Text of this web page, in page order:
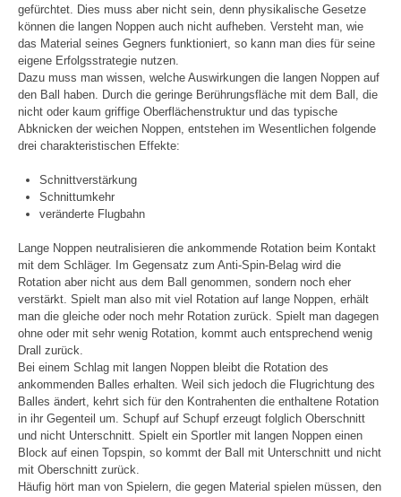
gefürchtet. Dies muss aber nicht sein, denn physikalische Gesetze
können die langen Noppen auch nicht aufheben. Versteht man, wie
das Material seines Gegners funktioniert, so kann man dies für seine
eigene Erfolgsstrategie nutzen.
Dazu muss man wissen, welche Auswirkungen die langen Noppen auf
den Ball haben. Durch die geringe Berührungsfläche mit dem Ball, die
nicht oder kaum griffige Oberflächenstruktur und das typische
Abknicken der weichen Noppen, entstehen im Wesentlichen folgende
drei charakteristischen Effekte:
Schnittverstärkung
Schnittumkehr
veränderte Flugbahn
Lange Noppen neutralisieren die ankommende Rotation beim Kontakt
mit dem Schläger. Im Gegensatz zum Anti-Spin-Belag wird die
Rotation aber nicht aus dem Ball genommen, sondern noch eher
verstärkt. Spielt man also mit viel Rotation auf lange Noppen, erhält
man die gleiche oder noch mehr Rotation zurück. Spielt man dagegen
ohne oder mit sehr wenig Rotation, kommt auch entsprechend wenig
Drall zurück.
Bei einem Schlag mit langen Noppen bleibt die Rotation des
ankommenden Balles erhalten. Weil sich jedoch die Flugrichtung des
Balles ändert, kehrt sich für den Kontrahenten die enthaltene Rotation
in ihr Gegenteil um. Schupf auf Schupf erzeugt folglich Oberschnitt
und nicht Unterschnitt. Spielt ein Sportler mit langen Noppen einen
Block auf einen Topspin, so kommt der Ball mit Unterschnitt und nicht
mit Oberschnitt zurück.
Häufig hört man von Spielern, die gegen Material spielen müssen, den